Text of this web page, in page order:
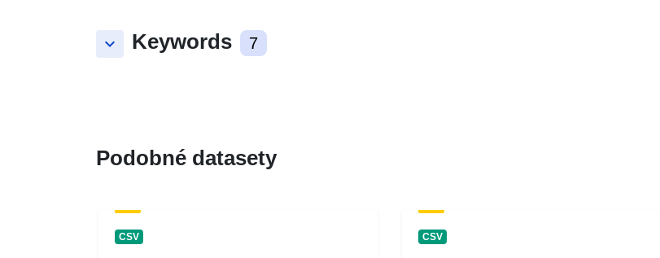
keyboard_arrow_down Keywords 7
Podobné datasety
CSV CSV